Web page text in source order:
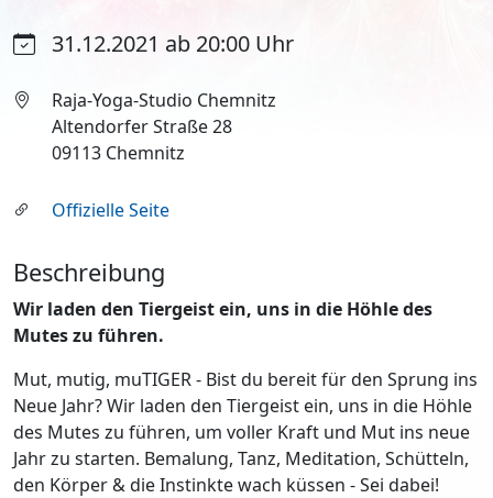
31.12.2021 ab 20:00 Uhr
Raja-Yoga-Studio Chemnitz
Altendorfer Straße 28
09113 Chemnitz
Offizielle Seite
Beschreibung
Wir laden den Tiergeist ein, uns in die Höhle des
Mutes zu führen.
Mut, mutig, muTIGER - Bist du bereit für den Sprung ins
Neue Jahr? Wir laden den Tiergeist ein, uns in die Höhle
des Mutes zu führen, um voller Kraft und Mut ins neue
Jahr zu starten. Bemalung, Tanz, Meditation, Schütteln,
den Körper & die Instinkte wach küssen - Sei dabei!